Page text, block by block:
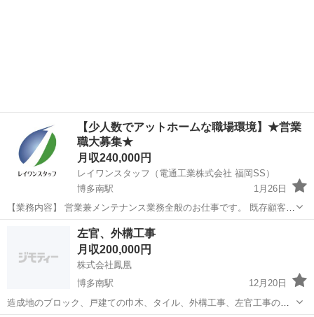
【少人数でアットホームな職場環境】★営業
職大募集★
月収240,000円
レイワンスタッフ（電通工業株式会社 福岡SS）
博多南駅
1月26日
【業務内容】 営業兼メンテナンス業務全般のお仕事です。 既存顧客を
訪問し、水処理機器の部品交換整備等も行っていただきます。 慣れて
きたら新規開拓も行って頂きます。 【会社案内】 水処理関連機器の総
合商社及び...
那珂川市 博多南駅
左官、外構工事
月収200,000円
株式会社鳳凰
博多南駅
12月20日
造成地のブロック、戸建ての巾木、タイル、外構工事、左官工事の作